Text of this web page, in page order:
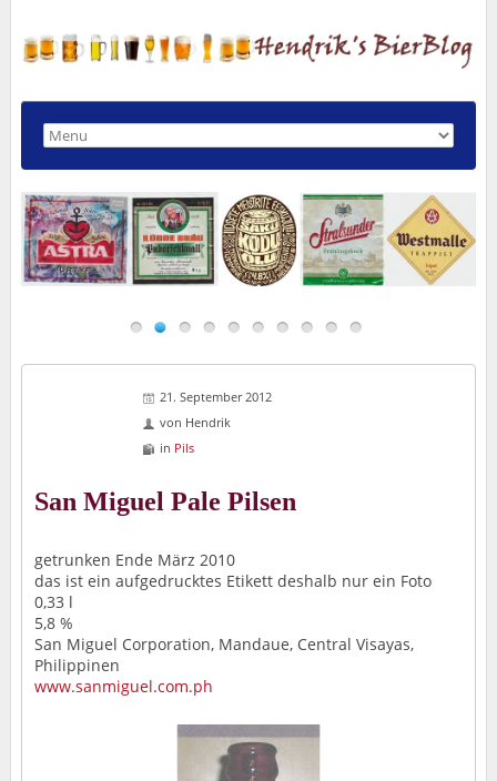
21. September 2012
von Hendrik
in Pils
San Miguel Pale Pilsen
getrunken Ende März 2010
das ist ein aufgedrucktes Etikett deshalb nur ein Foto
0,33 l
5,8 %
San Miguel Corporation, Mandaue, Central Visayas,
Philippinen
www.sanmiguel.com.ph